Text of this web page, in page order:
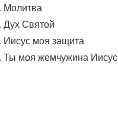
Молитва
Дух Святой
Иисус моя защита
Ты моя жемчужина Иисус